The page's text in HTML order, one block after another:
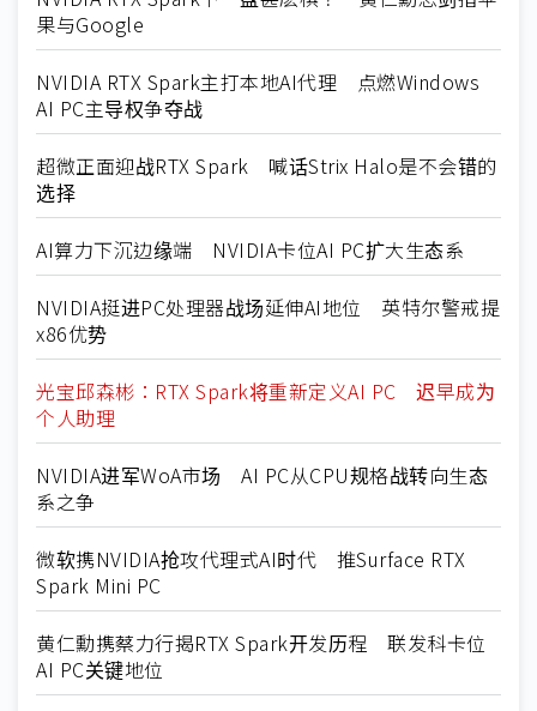
果与Google
NVIDIA RTX Spark主打本地AI代理 点燃Windows
AI PC主导权争夺战
超微正面迎战RTX Spark 喊话Strix Halo是不会错的
选择
AI算力下沉边缘端 NVIDIA卡位AI PC扩大生态系
NVIDIA挺进PC处理器战场延伸AI地位 英特尔警戒提
x86优势
光宝邱森彬：RTX Spark将重新定义AI PC 迟早成为
个人助理
NVIDIA进军WoA市场 AI PC从CPU规格战转向生态
系之争
微软携NVIDIA抢攻代理式AI时代 推Surface RTX
Spark Mini PC
黄仁勳携蔡力行揭RTX Spark开发历程 联发科卡位
AI PC关键地位